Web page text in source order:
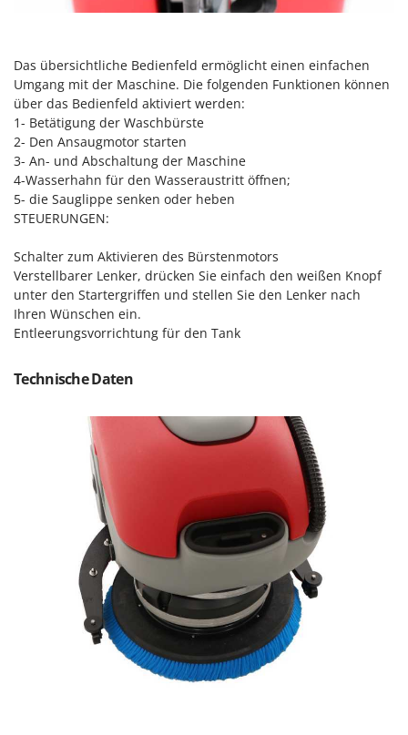
Macte Ovens
MAMMAMIA
Marcato
Marina Systems
Master
Mastercook
McCulloch
Michelin
Mille
Minox
Mockmill
More than chef
MOVA
Mowox
New O.M.R.A.
Nilfisk
Ninja
Novatec
Novital
Das übersichtliche Bedienfeld ermöglicht einen einfachen
Umgang mit der Maschine. Die folgenden Funktionen können
über das Bedienfeld aktiviert werden:
1- Betätigung der Waschbürste
2- Den Ansaugmotor starten
3- An- und Abschaltung der Maschine
4-Wasserhahn für den Wasseraustritt öffnen;
5- die Sauglippe senken oder heben
STEUERUNGEN:
Schalter zum Aktivieren des Bürstenmotors
Verstellbarer Lenker, drücken Sie einfach den weißen Knopf
unter den Startergriffen und stellen Sie den Lenker nach
Ihren Wünschen ein.
Entleerungsvorrichtung für den Tank
Technische Daten